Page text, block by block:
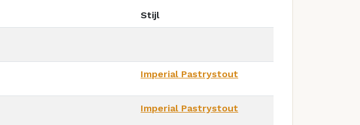
Stijl
Imperial Pastrystout
Imperial Pastrystout